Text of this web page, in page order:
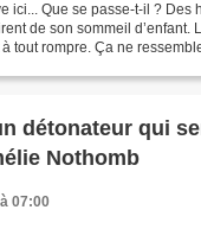
ici... Que se passe-t-il ? Des
de son sommeil d’enfant.
tout rompre. Ça ne
détonateur qui
Nothomb
07:00